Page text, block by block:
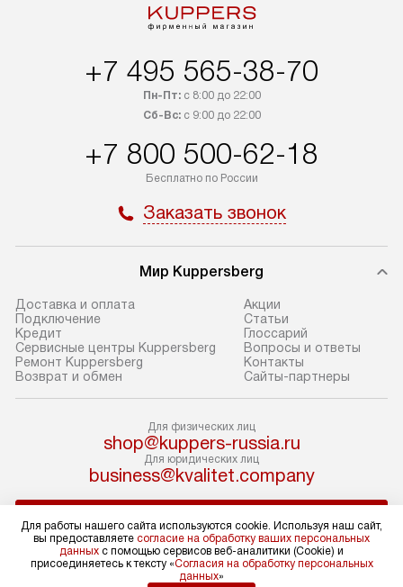
и другие регионы осуществляется
через транспортную компанию.
компания бесплатно доставит ваш
заказ до представительства
транспортной компании в Москве.
доставки у менеджера при
оформлении заказа.
В оговоренный день служба
требуется перенос прибора
до двери квартиры или до места
установки, предварительно
согласуйте это с менеджером.
За данную услугу взимается
они не позволяют пронести его
через дверной проем,
то сотрудники транспортной
службы не смогут демонтировать
дверцы, ручки или другие
выступающие элементы, так как это
может повлечь отказ в проведении
от категории
найти на нашем
нишу или на
консультация
В стандартную
не входят:
коммуникаций,
материалы,
+7 495 565-38-70
Пн-Пт:с 8:00 до 22:00
Сб-Вс:с 9:00 до 22:00
+7 800 500-62-18
Бесплатно по России
Заказать звонок
Мир Kuppersberg
Доставка и оплата
Подключение
Кредит
Сервисные центры Kuppersberg
Ремонт Kuppersberg
Возврат и обмен
Акции
Cтатьи
Глоссарий
Вопросы и ответы
Контакты
Сайты-партнеры
Для физических лиц
shop@kuppers-russia.ru
Для юридических лиц
business@kvalitet.company
Политика конфиденциальности
Условия продажи
Для работы нашего сайта используются cookie. Используя наш сайт,
вы предоставляете согласие на обработку ваших персональных
данных с помощью сервисов веб-аналитики (Cookie) и
присоединяетесь к тексту «Согласия на обработку персональных
данных»